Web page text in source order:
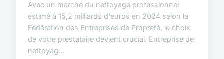
Avec un marché du nettoyage professionnel
estimé à 15,2 milliards d'euros en 2024 selon la
Fédération des Entreprises de Propreté, le choix
de votre prestataire devient crucial. Entreprise de
nettoyag...